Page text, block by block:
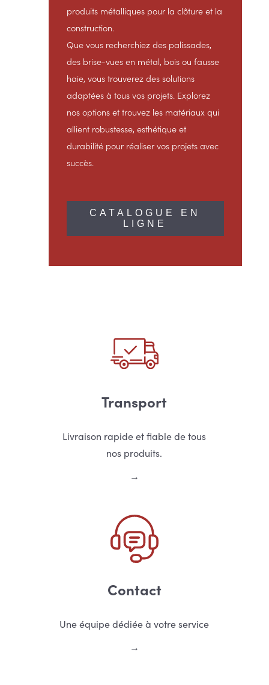
produits métalliques pour la clôture et la
construction.
Que vous recherchiez des palissades,
des brise-vues en métal, bois ou fausse
haie, vous trouverez des solutions
adaptées à tous vos projets. Explorez
nos options et trouvez les matériaux qui
allient robustesse, esthétique et
durabilité pour réaliser vos projets avec
succès.
CATALOGUE EN
LIGNE
Transport
Livraison rapide et fiable de tous
nos produits.
Contact
Une équipe dédiée à votre service